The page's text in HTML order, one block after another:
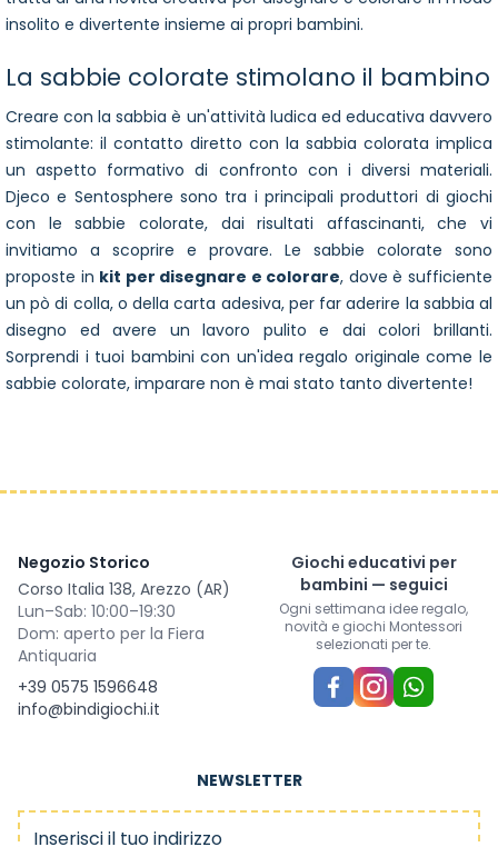
insolito e divertente insieme ai propri bambini.
La sabbie colorate stimolano il bambino
Creare con la sabbia è un'attività ludica ed educativa davvero
stimolante: il contatto diretto con la sabbia colorata implica
un aspetto formativo di confronto con i diversi materiali.
Djeco e Sentosphere sono tra i principali produttori di giochi
con le sabbie colorate, dai risultati affascinanti, che vi
invitiamo a scoprire e provare. Le sabbie colorate sono
proposte in kit per disegnare e colorare, dove è sufficiente
un pò di colla, o della carta adesiva, per far aderire la sabbia al
disegno ed avere un lavoro pulito e dai colori brillanti.
Sorprendi i tuoi bambini con un'idea regalo originale come le
sabbie colorate, imparare non è mai stato tanto divertente!
Negozio Storico
Corso Italia 138, Arezzo (AR)
Lun–Sab: 10:00–19:30
Dom: aperto per la Fiera
Antiquaria
+39 0575 1596648
info@bindigiochi.it
Giochi educativi per
bambini — seguici
Ogni settimana idee regalo,
novità e giochi Montessori
selezionati per te.
NEWSLETTER
Indirizzo email